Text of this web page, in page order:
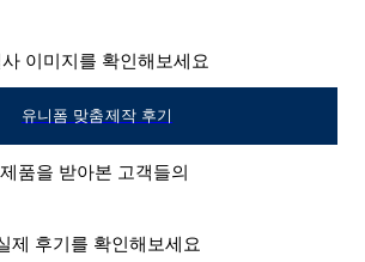
이미지를 확인해보세요
유니폼 맞춤제작 후기
제품을 받아본 고객들의
제 후기를 확인해보세요